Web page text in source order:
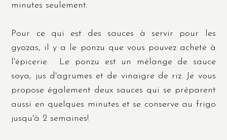
minutes seulement.
Pour ce qui est des sauces à servir pour les
gyozas, il y a le ponzu que vous pouvez acheté à
l'épicerie. Le ponzu est un mélange de sauce
soya, jus d'agrumes et de vinaigre de riz. Je vous
propose également deux sauces qui se préparent
aussi en quelques minutes et se conserve au frigo
jusqu'à 2 semaines!